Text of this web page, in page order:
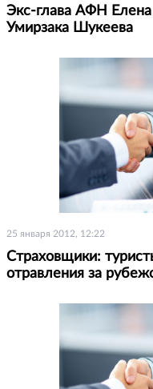
Экс-глава АФН Елена
Умирзака Шукеева
25 января 2012, 12:22
Страховщики:
отравления за